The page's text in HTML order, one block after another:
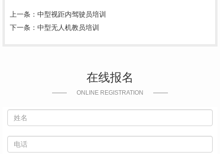
上一条： 中型视距内驾驶员培训
下一条： 中型无人机教员培训
在线报名
ONLINE REGISTRATION